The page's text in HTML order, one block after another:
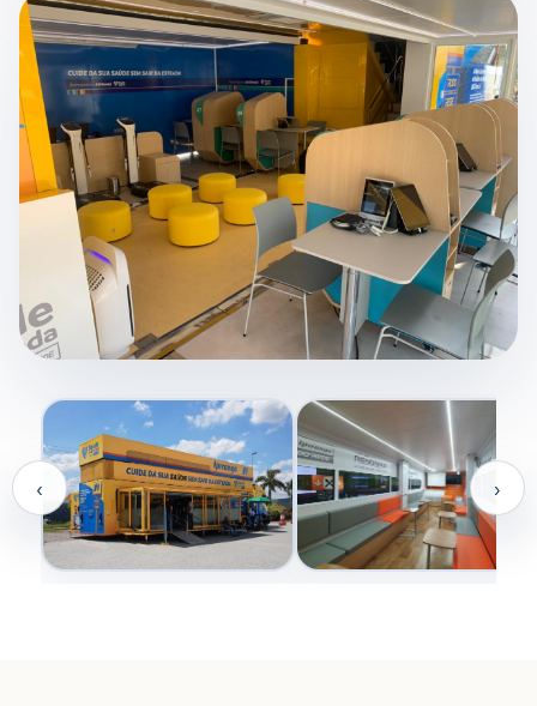
MOBILIDADE, ATENDIMENTO E PRESENÇA
SOCIAL EM UMA ÚNICA UNIDADE
AMPLIAR
‹ ›